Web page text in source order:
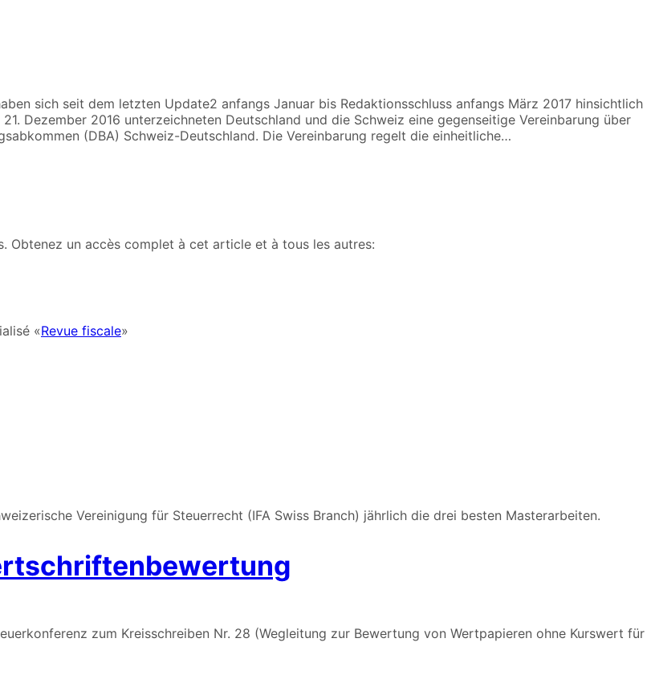
sich seit dem letzten Update2 anfangs Januar bis Redaktionsschluss anfangs März 2017 hinsichtlich
Dezember 2016 unterzeichneten Deutschland und die Schweiz eine gegenseitige Vereinbarung über
(DBA) Schweiz-Deutschland. Die Vereinbarung regelt die einheitliche…
Obtenez un accès complet à cet article et à tous les autres:
«Revue fiscale»
Vereinigung für Steuerrecht (IFA Swiss Branch) jährlich die drei besten Masterarbeiten.
zum Kreisschreiben Nr. 28 (Wegleitung zur Bewertung von Wertpapieren ohne Kurswert für